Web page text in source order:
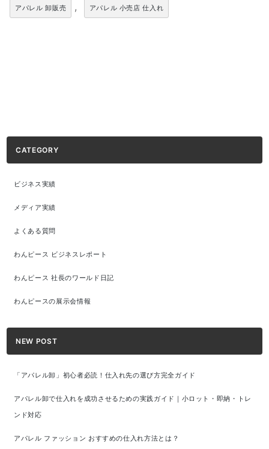
アパレル 卸販売 , アパレル 小売店 仕入れ
CATEGORY
ビジネス実績
メディア実績
よくある質問
わんピース ビジネスレポート
わんピース 社長のワールド日記
わんピースの展示会情報
NEW POST
「アパレル卸」初心者必読！仕入れ先の選び方完全ガイド
アパレル卸で仕入れを成功させるための実践ガイド｜小ロット・即納・トレ
ンド対応
アパレル ファッション おすすめの仕入れ方法とは？